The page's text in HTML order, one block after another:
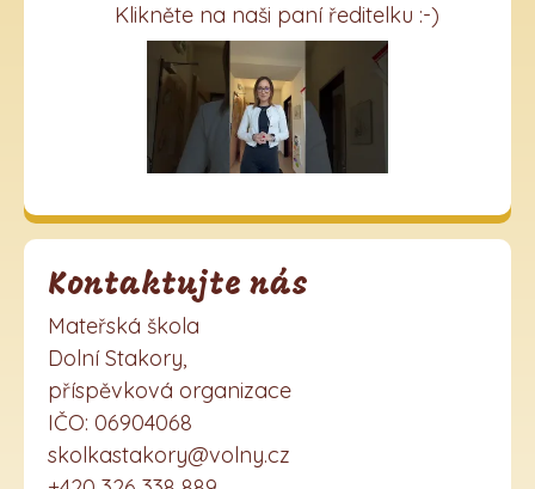
Klikněte na naši paní ředitelku :-)
Kontaktujte nás
Mateřská škola
Dolní Stakory,
příspěvková organizace
IČO: 06904068
skolkastakory@volny.cz